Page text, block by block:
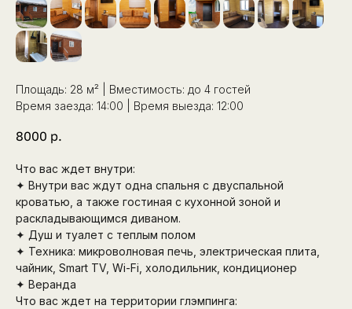
Площадь: 28 м² | Вместимость: до 4 гостей
Время заезда: 14:00 | Время выезда: 12:00
8000 р.
Что вас ждет внутри:
✦ Внутри вас ждут одна спальня с двуспальной
кроватью, а также гостиная с кухонной зоной и
раскладывающимся диваном.
✦ Душ и туалет с теплым полом
✦ Техника: микроволновая печь, электрическая плита,
чайник, Smart TV, Wi-Fi, холодильник, кондиционер
✦ Веранда
Что вас ждет на территории глэмпинга: